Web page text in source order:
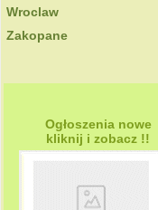
Wroclaw
Zakopane
Ogłoszenia nowe
kliknij i zobacz !!